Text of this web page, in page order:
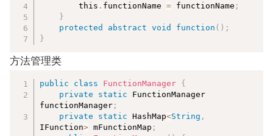
        this
. functionName = functionName ;
}
protected
abstract void function ( ) ;
}
方法管理类
public class FunctionManager {
private
static FunctionManager
functionManager ;
private
static HashMap<String ,
IFunction> mFunctionMap ;